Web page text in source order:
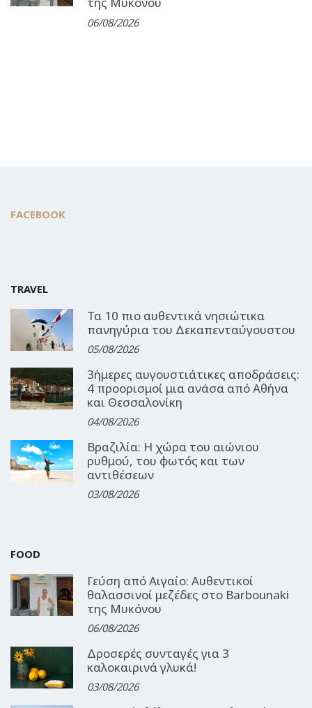
06/08/2026
FACEBOOK
TRAVEL
Τα 10 πιο αυθεντικά νησιώτικα
πανηγύρια του Δεκαπενταύγουστου
05/08/2026
3ήμερες αυγουστιάτικες αποδράσεις:
4 προορισμοί μια ανάσα από Αθήνα
και Θεσσαλονίκη
04/08/2026
Βραζιλία: Η χώρα του αιώνιου
ρυθμού, του φωτός και των
αντιθέσεων
03/08/2026
FOOD
Γεύση από Αιγαίο: Αυθεντικοί
θαλασσινοί μεζέδες στο Barbounaki
της Μυκόνου
06/08/2026
Δροσερές συνταγές για 3
καλοκαιρινά γλυκά!
03/08/2026